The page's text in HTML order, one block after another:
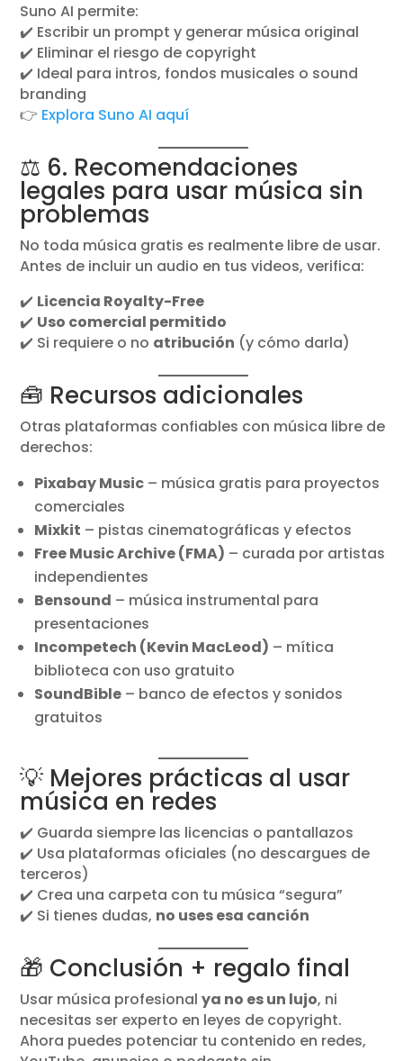
Suno AI permite:
✔️ Escribir un prompt y generar música original
✔️ Eliminar el riesgo de copyright
✔️ Ideal para intros, fondos musicales o sound
branding
👉 Explora Suno AI aquí
⚖️ 6. Recomendaciones
legales para usar música sin
problemas
No toda música gratis es realmente libre de usar.
Antes de incluir un audio en tus videos, verifica:
✔️ Licencia Royalty-Free
✔️ Uso comercial permitido
✔️ Si requiere o no atribución (y cómo darla)
🧰 Recursos adicionales
Otras plataformas confiables con música libre de
derechos:
Pixabay Music– música gratis para proyectos
comerciales
Mixkit – pistas cinematográficas y efectos
Free Music Archive (FMA) – curada por artistas
independientes
Bensound – música instrumental para
presentaciones
Incompetech (Kevin MacLeod) – mítica
biblioteca con uso gratuito
SoundBible– banco de efectos y sonidos
gratuitos
💡 Mejores prácticas al usar
música en redes
✔️ Guarda siempre las licencias o pantallazos
✔️ Usa plataformas oficiales (no descargues de
terceros)
✔️ Crea una carpeta con tu música “segura”
✔️ Si tienes dudas, no uses esa canción
🎁 Conclusión + regalo final
Usar música profesional ya no es un lujo, ni
necesitas ser experto en leyes de copyright.
Ahora puedes potenciar tu contenido en redes,